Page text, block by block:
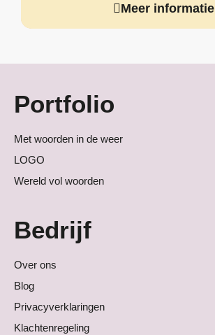
Meer informatie
Portfolio
Met woorden in de weer
LOGO
Wereld vol woorden
Bedrijf
Over ons
Blog
Privacyverklaringen
Klachtenregeling